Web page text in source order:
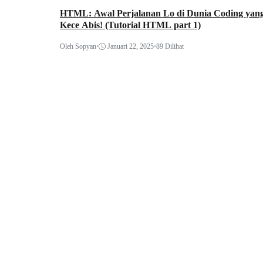
HTML: Awal Perjalanan Lo di Dunia Coding
Kece Abis! (Tutorial HTML part 1)
Oleh Sopyan• Januari 22, 2025•89 Dilihat